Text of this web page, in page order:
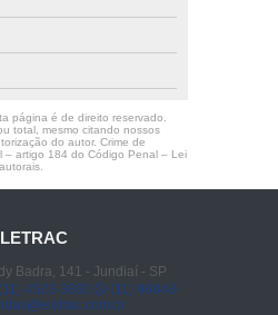
página é de direito reservado.
total, mesmo citando nossos
do autor. Crime de
– artigo 184 do Código Penal – Lei
.
Badra, 141 - Jundiaí - SP
(11) 4523-3890
(11) 96848-